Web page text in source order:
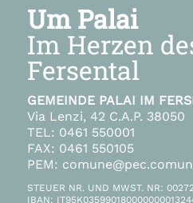
Um Palai
Im Herzen
Fersental
GEMEINDE PALAI IM
Via Lenzi, 42 C.A.P. 38050
TEL: 0461 550001
FAX: 0461 550105
PEM:
STEUER NR. UND MWST. NR:
IBAN: